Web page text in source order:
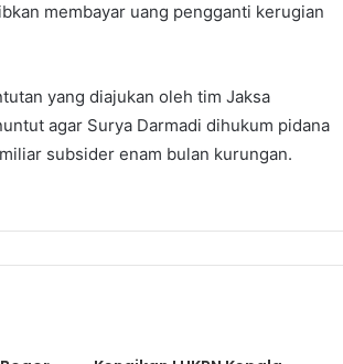
membayar uang pengganti kerugian
yang diajukan oleh tim Jaksa
agar Surya Darmadi dihukum pidana
subsider enam bulan kurungan.